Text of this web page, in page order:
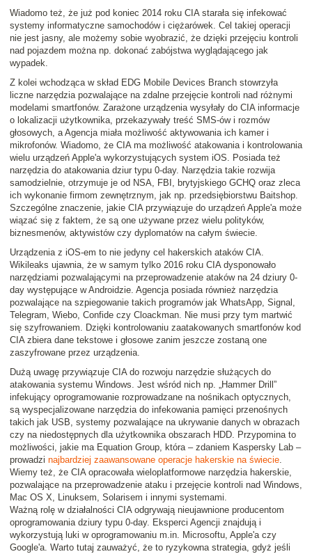
Wiadomo też, że już pod koniec 2014 roku CIA starała się infekować
systemy informatyczne samochodów i ciężarówek. Cel takiej operacji
nie jest jasny, ale możemy sobie wyobrazić, że dzięki przejęciu kontroli
nad pojazdem można np. dokonać zabójstwa wyglądającego jak
wypadek.
Z kolei wchodząca w skład EDG Mobile Devices Branch stowrzyła
liczne narzędzia pozwalające na zdalne przejęcie kontroli nad różnymi
modelami smartfonów. Zarażone urządzenia wysyłały do CIA informacje
o lokalizacji użytkownika, przekazywały treść SMS-ów i rozmów
głosowych, a Agencja miała możliwość aktywowania ich kamer i
mikrofonów. Wiadomo, że CIA ma możliwość atakowania i kontrolowania
wielu urządzeń Apple'a wykorzystujących system iOS. Posiada też
narzędzia do atakowania dziur typu 0-day. Narzędzia takie rozwija
samodzielnie, otrzymuje je od NSA, FBI, brytyjskiego GCHQ oraz zleca
ich wykonanie firmom zewnętrznym, jak np. przedsiębiorstwu Baitshop.
Szczególne znaczenie, jakie CIA przywiązuje do urządzeń Apple'a może
wiązać się z faktem, że są one używane przez wielu polityków,
biznesmenów, aktywistów czy dyplomatów na całym świecie.
Urządzenia z iOS-em to nie jedyny cel hakerskich ataków CIA.
Wikileaks ujawnia, że w samym tylko 2016 roku CIA dysponowało
narzędziami pozwalającymi na przeprowadzenie ataków na 24 dziury 0-
day występujące w Androidzie. Agencja posiada również narzędzia
pozwalające na szpiegowanie takich programów jak WhatsApp, Signal,
Telegram, Wiebo, Confide czy Cloackman. Nie musi przy tym martwić
się szyfrowaniem. Dzięki kontrolowaniu zaatakowanych smartfonów kod
CIA zbiera dane tekstowe i głosowe zanim jeszcze zostaną one
zaszyfrowane przez urządzenia.
Dużą uwagę przywiązuje CIA do rozwoju narzędzie służących do
atakowania systemu Windows. Jest wśród nich np. „Hammer Drill”
infekujący oprogramowanie rozprowadzane na nośnikach optycznych,
są wyspecjalizowane narzędzia do infekowania pamięci przenośnych
takich jak USB, systemy pozwalające na ukrywanie danych w obrazach
czy na niedostępnych dla użytkownika obszarach HDD. Przypomina to
możliwości, jakie ma Equation Group, która – zdaniem Kaspersky Lab –
prowadzi najbardziej zaawansowane operacje hakerskie na świecie.
Wiemy też, że CIA opracowała wieloplatformowe narzędzia hakerskie,
pozwalające na przeprowadzenie ataku i przejęcie kontroli nad Windows,
Mac OS X, Linuksem, Solarisem i innymi systemami.
Ważną rolę w działalności CIA odgrywają nieujawnione producentom
oprogramowania dziury typu 0-day. Eksperci Agencji znajdują i
wykorzystują luki w oprogramowaniu m.in. Microsoftu, Apple'a czy
Google'a. Warto tutaj zauważyć, że to ryzykowna strategia, gdyż jeśli